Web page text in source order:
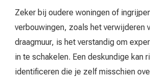
Zeker bij oudere woningen of
verbouwingen, zoals het verwijderen
draagmuur, is het verstandig om
in te schakelen. Een deskundige kan
identificeren die je zelf misschien